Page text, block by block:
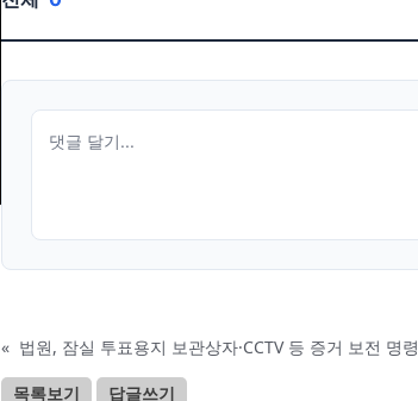
« 법원, 잠실 투표용지 보관상자·CCTV 등 증거 보전 명령
목록보기 답글쓰기